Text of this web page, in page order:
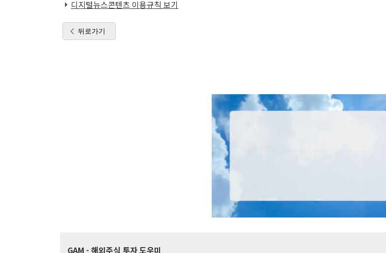
디지털뉴스콘텐츠 이용규칙 보기
뒤로가기
GAM - 해외주식 투자 도우미